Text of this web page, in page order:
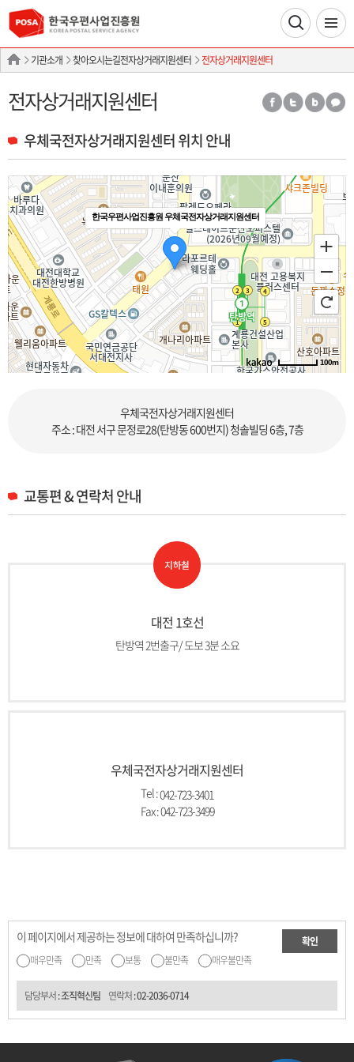
기관소개 찾아오시는길전자상거래지원센터 전자상거래지원센터
전자상거래지원센터
우체국전자상거래지원센터 위치 안내
한국우편사업진흥원 우체국전자상거래지원센터
100m
우체국전자상거래지원센터
주소 : 대전 서구 문정로28(탄방동 600번지) 청솔빌딩 6층, 7층
교통편 & 연락처 안내
대전 1호선
탄방역 2번출구/ 도보 3분 소요
우체국전자상거래지원센터
Tel :042-723-3401
Fax : 042-723-3499
이 페이지에서 제공하는 정보에 대하여 만족하십니까?
매우만족 만족 보통 불만족 매우불만족
확인
담당부서 : 조직혁신팀 연락처 :02-2036-0714